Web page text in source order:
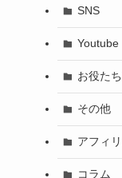
SNS
Youtube
お役た
その他
アフィ
コラム